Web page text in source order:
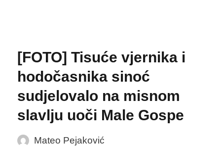
[FOTO] Tisuće vjernika i
hodočasnika sinoć
sudjelovalo na misnom
slavlju uoči Male Gospe
Mateo Pejaković